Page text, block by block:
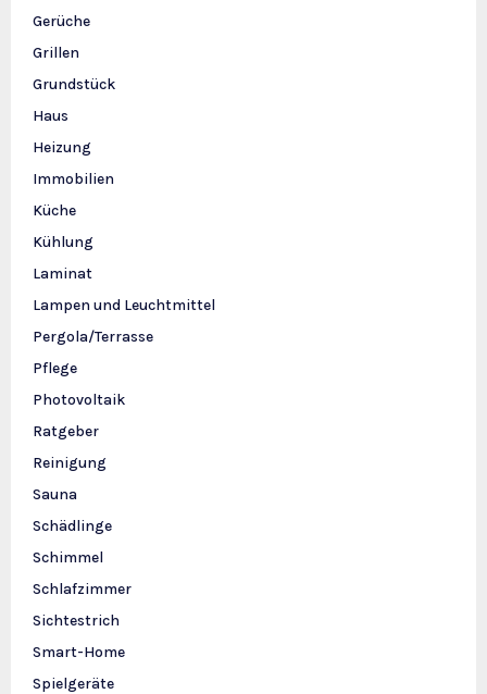
Gerüche
Grillen
Grundstück
Haus
Heizung
Immobilien
Küche
Kühlung
Laminat
Lampen und Leuchtmittel
Pergola/Terrasse
Pflege
Photovoltaik
Ratgeber
Reinigung
Sauna
Schädlinge
Schimmel
Schlafzimmer
Sichtestrich
Smart-Home
Spielgeräte